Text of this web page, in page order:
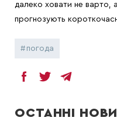
далеко ховати не варто,
прогнозують
погода
ОСТАННІ